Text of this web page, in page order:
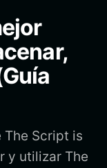
The Script is
y utilizar The